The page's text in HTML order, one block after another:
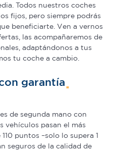
Todos nuestros coches
fijos, pero siempre podrás
beneficiarte. Ven a vernos
las acompañaremos de
adaptándonos a tus
tu coche a cambio.
garantía
de segunda mano con
vehículos pasan el más
puntos –solo lo supera 1
seguros de la calidad de